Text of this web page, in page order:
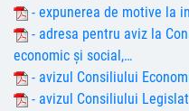
- expunerea de motive la
- adresa pentru aviz la
economic şi social,…
- avizul Consiliului
- avizul Consiliului